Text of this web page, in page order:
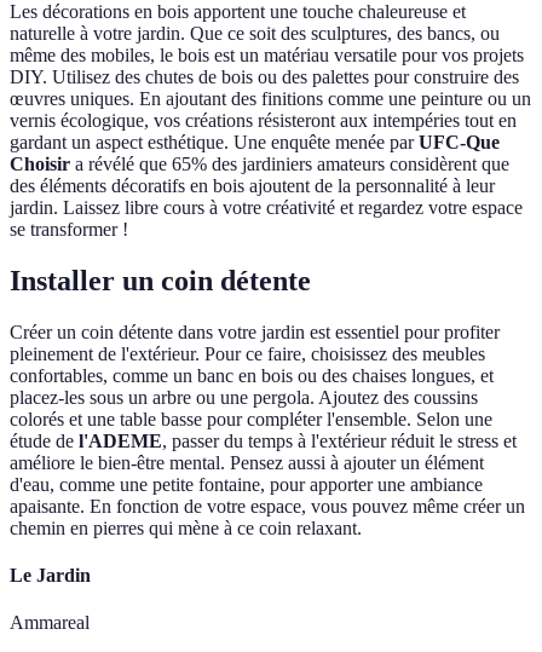
Les décorations en bois apportent une touche chaleureuse et
naturelle à votre jardin. Que ce soit des sculptures, des bancs, ou
même des mobiles, le bois est un matériau versatile pour vos projets
DIY. Utilisez des chutes de bois ou des palettes pour construire des
œuvres uniques. En ajoutant des finitions comme une peinture ou un
vernis écologique, vos créations résisteront aux intempéries tout en
gardant un aspect esthétique. Une enquête menée parUFC-Que
Choisir a révélé que 65% des jardiniers amateurs considèrent que
des éléments décoratifs en bois ajoutent de la personnalité à leur
jardin. Laissez libre cours à votre créativité et regardez votre espace
se transformer !
Installer un coin détente
Créer un coin détente dans votre jardin est essentiel pour profiter
pleinement de l'extérieur. Pour ce faire, choisissez des meubles
confortables, comme un banc en bois ou des chaises longues, et
placez-les sous un arbre ou une pergola. Ajoutez des coussins
colorés et une table basse pour compléter l'ensemble. Selon une
étude de l'ADEME, passer du temps à l'extérieur réduit le stress et
améliore le bien-être mental. Pensez aussi à ajouter un élément
d'eau, comme une petite fontaine, pour apporter une ambiance
apaisante. En fonction de votre espace, vous pouvez même créer un
chemin en pierres qui mène à ce coin relaxant.
Le Jardin
Ammareal